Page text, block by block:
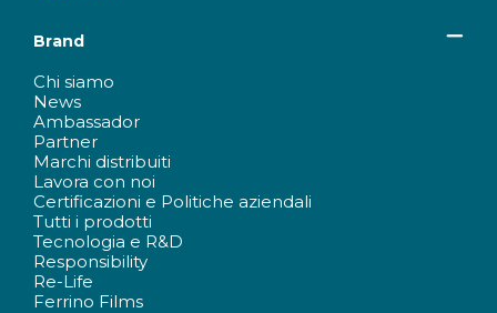
Brand
Chi siamo
News
Ambassador
Partner
Marchi distribuiti
Lavora con noi
Certificazioni e Politiche aziendali
Tutti i prodotti
Tecnologia e R&D
Responsibility
Re-Life
Ferrino Films